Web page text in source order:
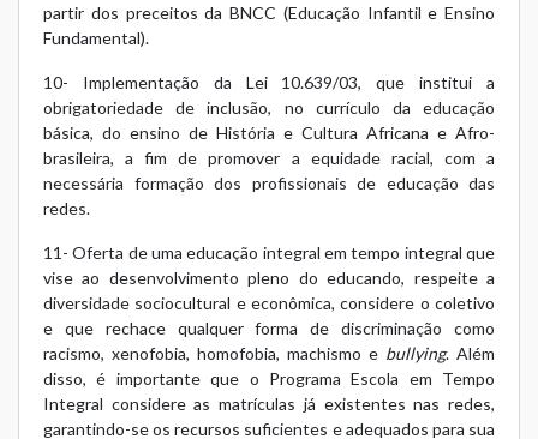
partir dos preceitos da BNCC (Educação Infantil e Ensino
Fundamental).
10- Implementação da Lei 10.639/03, que institui a
obrigatoriedade de inclusão, no currículo da educação
básica, do ensino de História e Cultura Africana e Afro-
brasileira, a fim de promover a equidade racial, com a
necessária formação dos profissionais de educação das
redes.
11- Oferta de uma educação integral em tempo integral que
vise ao desenvolvimento pleno do educando, respeite a
diversidade sociocultural e econômica, considere o coletivo
e que rechace qualquer forma de discriminação como
racismo, xenofobia, homofobia, machismo e bullying. Além
disso, é importante que o Programa Escola em Tempo
Integral considere as matrículas já existentes nas redes,
garantindo-se os recursos suficientes e adequados para sua